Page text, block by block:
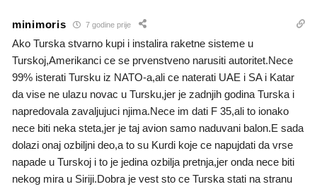
minimoris 7 godine prije
Ako Turska stvarno kupi i instalira raketne sisteme u
Turskoj,Amerikanci ce se prvenstveno narusiti autoritet.Nece
99% isterati Tursku iz NATO-a,ali ce naterati UAE i SA i Katar
da vise ne ulazu novac u Tursku,jer je zadnjih godina Turska i
napredovala zavaljujuci njima.Nece im dati F 35,ali to ionako
nece biti neka steta,jer je taj avion samo naduvani balon.E sada
dolazi onaj ozbiljni deo,a to su Kurdi koje ce napujdati da vrse
napade u Turskoj i to je jedina ozbilja pretnja,jer onda nece biti
nekog mira u Siriji.Dobra je vest sto ce Turska stati na stranu